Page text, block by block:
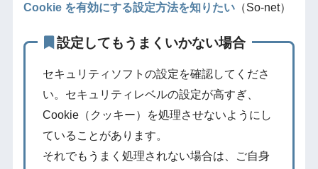
Cookie を有効にする設定方法を知りたい（So-net）
設定してもうまくいかない場合
セキュリティソフトの設定を確認してくださ
い。セキュリティレベルの設定が高すぎ、
Cookie（クッキー）を処理させないようにし
ていることがあります。
それでもうまく処理されない場合は、ご自身